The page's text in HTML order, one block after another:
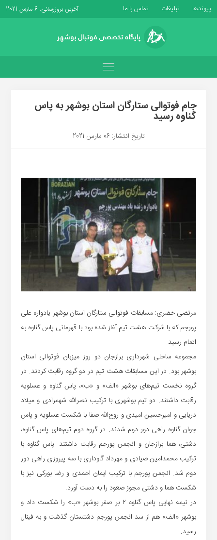
پیوندها تبلیغات تماس با ما آخرین بروزرسانی: 6 مارس 2021
جام فوتوالی ستارگان استان بوشهر به پاس
گناوه رسید
تاریخ انتشار: 06 مارس 2021
مرتضی خضری: مسابقات فوتوالی ستارگان استان بوشهر یادواره علی
پورجم که با شرکت هشت تیم آغاز شده بود با قهرمانی پاس گناوه به
اتمام رسید.
مجموعه ساحلی شهرداری برازجان دو روز میزبان فوتوالی استان
بوشهر بود‌. در این مسابقات هشت تیم در دو گروه رقابت کردند. در
گروه نخست تیم‌های بوشهر «الف» و «ب»، پاس گناوه و عسلویه
رقابت داشتند. دو تیم بوشهری با ترکیب نصرالله شهمرادی و میلاد
دریایی و امیرحسین امیدی و روح‌الله صفا با شکست عسلویه و پاس
جوان گناوه راهی دور دوم شدند. در گروه دوم تیم‌های پاس گناوه،
دشتی، هما برازجان و انجمن پورجم رقابت داشتند‌. پاس گناوه با
ترکیب محمدامین صیادی و مهرداد گاوداری با سه پیروزی راهی دور
دوم شد. انجمن پورجم با ترکیب ایمان احمدی و رضا بورکی نیز با
شکست هما و دشتی مجوز صعود را به دست آورد.
در نیمه نهایی پاس گناوه ۲ بر صفر بوشهر «ب» را شکست داد و
بوشهر «الف» هم از سد انجمن پورجم دشتستان گذشت و به فینال
رسید.